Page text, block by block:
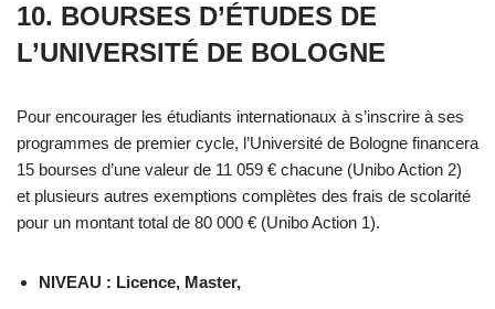
10. BOURSES D’ÉTUDES DE
L’UNIVERSITÉ DE BOLOGNE
Pour encourager les étudiants internationaux à s’inscrire à ses
programmes de premier cycle, l’Université de Bologne financera
15 bourses d’une valeur de 11 059 € chacune (Unibo Action 2)
et plusieurs autres exemptions complètes des frais de scolarité
pour un montant total de 80 000 € (Unibo Action 1).
NIVEAU : Licence, Master,